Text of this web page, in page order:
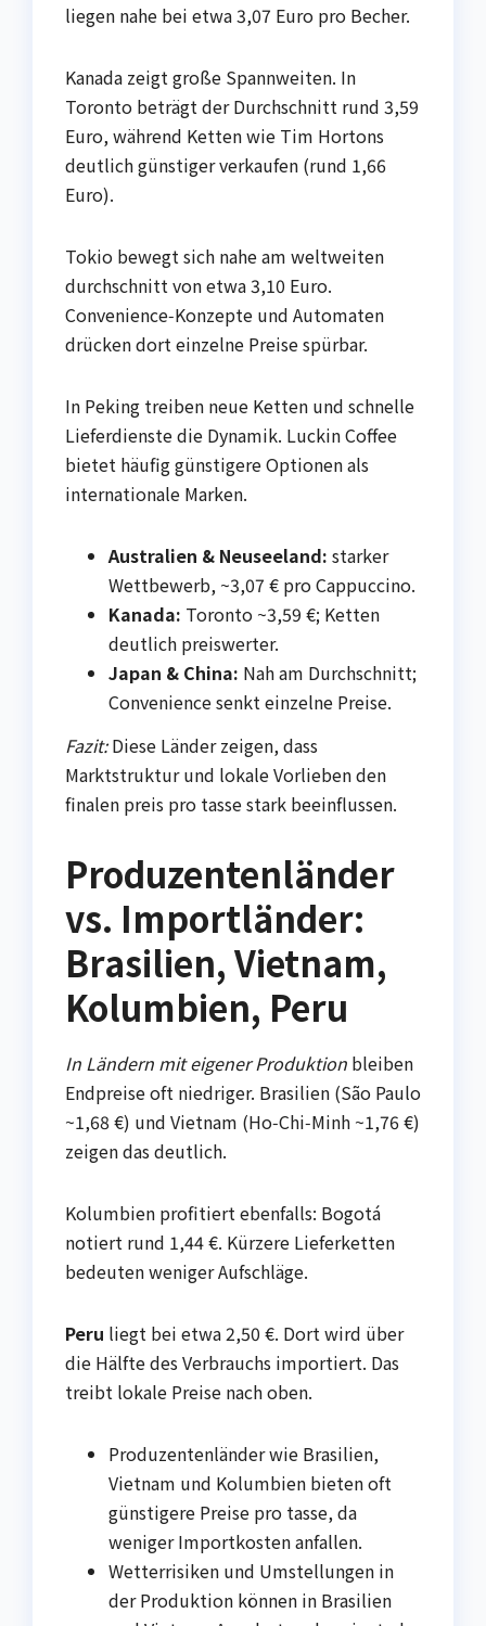
liegen nahe bei etwa 3,07 Euro pro Becher.
Kanada zeigt große Spannweiten. In
Toronto beträgt der Durchschnitt rund 3,59
Euro, während Ketten wie Tim Hortons
deutlich günstiger verkaufen (rund 1,66
Euro).
Tokio bewegt sich nahe am weltweiten
durchschnitt von etwa 3,10 Euro.
Convenience‑Konzepte und Automaten
drücken dort einzelne Preise spürbar.
In Peking treiben neue Ketten und schnelle
Lieferdienste die Dynamik. Luckin Coffee
bietet häufig günstigere Optionen als
internationale Marken.
Australien & Neuseeland: starker
Wettbewerb, ~3,07 € pro Cappuccino.
Kanada: Toronto ~3,59 €; Ketten
deutlich preiswerter.
Japan & China: Nah am Durchschnitt;
Convenience senkt einzelne Preise.
Fazit:Diese Länder zeigen, dass
Marktstruktur und lokale Vorlieben den
finalen preis pro tasse stark beeinflussen.
Produzentenländer
vs. Importländer:
Brasilien, Vietnam,
Kolumbien, Peru
In Ländern mit eigener Produktion bleiben
Endpreise oft niedriger. Brasilien (São Paulo
~1,68 €) und Vietnam (Ho‑Chi‑Minh ~1,76 €)
zeigen das deutlich.
Kolumbien profitiert ebenfalls: Bogotá
notiert rund 1,44 €. Kürzere Lieferketten
bedeuten weniger Aufschläge.
Peru liegt bei etwa 2,50 €. Dort wird über
die Hälfte des Verbrauchs importiert. Das
treibt lokale Preise nach oben.
Produzentenländer wie Brasilien,
Vietnam und Kolumbien bieten oft
günstigere Preise pro tasse, da
weniger Importkosten anfallen.
Wetterrisiken und Umstellungen in
der Produktion können in Brasilien